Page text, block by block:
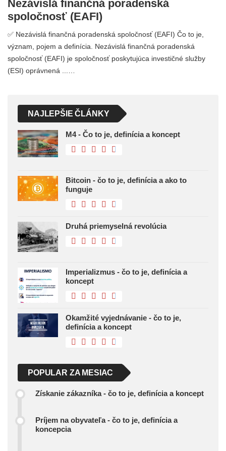
Nezávislá finančná poradenská
spoločnosť (EAFI)
✅ Nezávislá finančná poradenská spoločnosť (EAFI) Čo to je,
význam, pojem a definícia. Nezávislá finančná poradenská
spoločnosť (EAFI) je spoločnosť poskytujúca investičné služby
(ESI) oprávnená ...…
NAJLEPŠIE ČLÁNKY
M4 - Čo to je, definícia a koncept
Bitcoin - čo to je, definícia a ako to
funguje
Druhá priemyselná revolúcia
Imperializmus - čo to je, definícia a
koncept
Okamžité vyjednávanie - čo to je,
definícia a koncept
POPULAR ZA MESIAC
Získanie zákazníka - čo to je, definícia a koncept
Príjem na obyvateľa - čo to je, definícia a
koncepcia